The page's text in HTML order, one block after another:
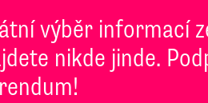
výběr informací
nikde jinde.